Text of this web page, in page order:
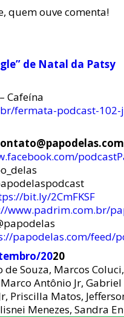
quem ouve comenta!
de Natal da Patsy
Cafeína
fermata-podcast-
bit.ly/2CmFKSF
www.padrim.com.br/
papodelas.com/feed/
2020
Souza, Marcos
Antônio Jr,
Priscilla Matos,
Menezes, Sandra